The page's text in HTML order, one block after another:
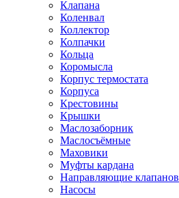
Клапана
Коленвал
Коллектор
Колпачки
Кольца
Коромысла
Корпус термостата
Корпуса
Крестовины
Крышки
Маслозаборник
Маслосъёмные
Маховики
Муфты кардана
Направляющие клапанов
Насосы